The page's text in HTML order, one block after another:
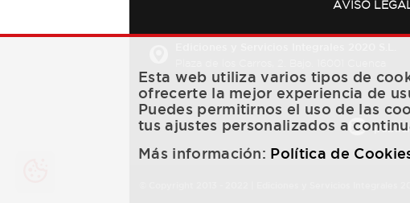
AVISO
Esta web utiliza varios tipos de
ofrecerte la mejor experiencia de
Puedes permitirnos el uso de las
tus ajustes personalizados a
Más información: Política de